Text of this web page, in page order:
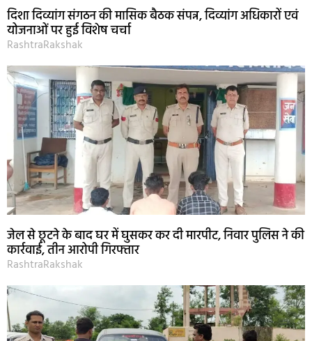
दिशा दिव्यांग संगठन की मासिक बैठक संपन्न, दिव्यांग अधिकारों एवं
योजनाओं पर हुई विशेष चर्चा
RashtraRakshak
जेल से छूटने के बाद घर में घुसकर कर दी मारपीट, निवार पुलिस ने की
कार्रवाई, तीन आरोपी गिरफ्तार
RashtraRakshak